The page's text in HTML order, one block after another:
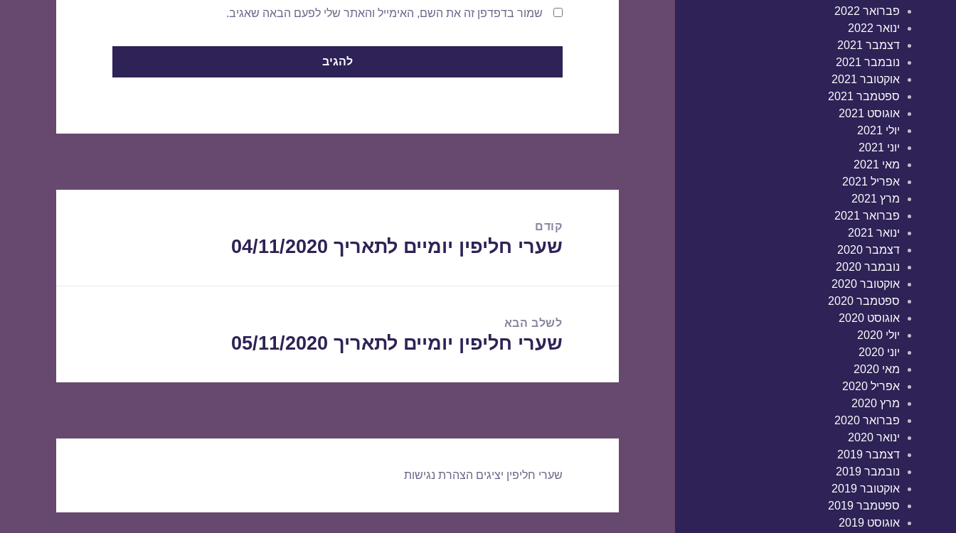
פברואר 2022
ינואר 2022
דצמבר 2021
נובמבר 2021
אוקטובר 2021
ספטמבר 2021
אוגוסט 2021
יולי 2021
יוני 2021
מאי 2021
אפריל 2021
מרץ 2021
פברואר 2021
ינואר 2021
דצמבר 2020
נובמבר 2020
אוקטובר 2020
ספטמבר 2020
אוגוסט 2020
יולי 2020
יוני 2020
מאי 2020
אפריל 2020
מרץ 2020
פברואר 2020
ינואר 2020
דצמבר 2019
נובמבר 2019
אוקטובר 2019
ספטמבר 2019
אוגוסט 2019
שמור בדפדפן זה את השם, האימייל והאתר שלי לפעם הבאה שאגיב.
קודם
הפוסט
שערי חליפין יומיים לתאריך 04/11/2020
לשלב הבא
הפוסט
שערי חליפין יומיים לתאריך 05/11/2020
שערי חליפין יציגים הצהרת נגישות